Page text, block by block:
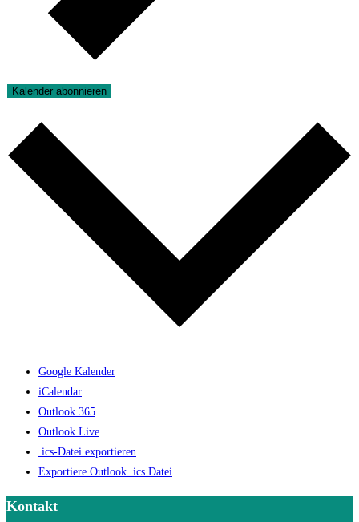
Kalender abonnieren
Google Kalender
iCalendar
Outlook 365
Outlook Live
.ics-Datei exportieren
Exportiere Outlook .ics Datei
Kontakt